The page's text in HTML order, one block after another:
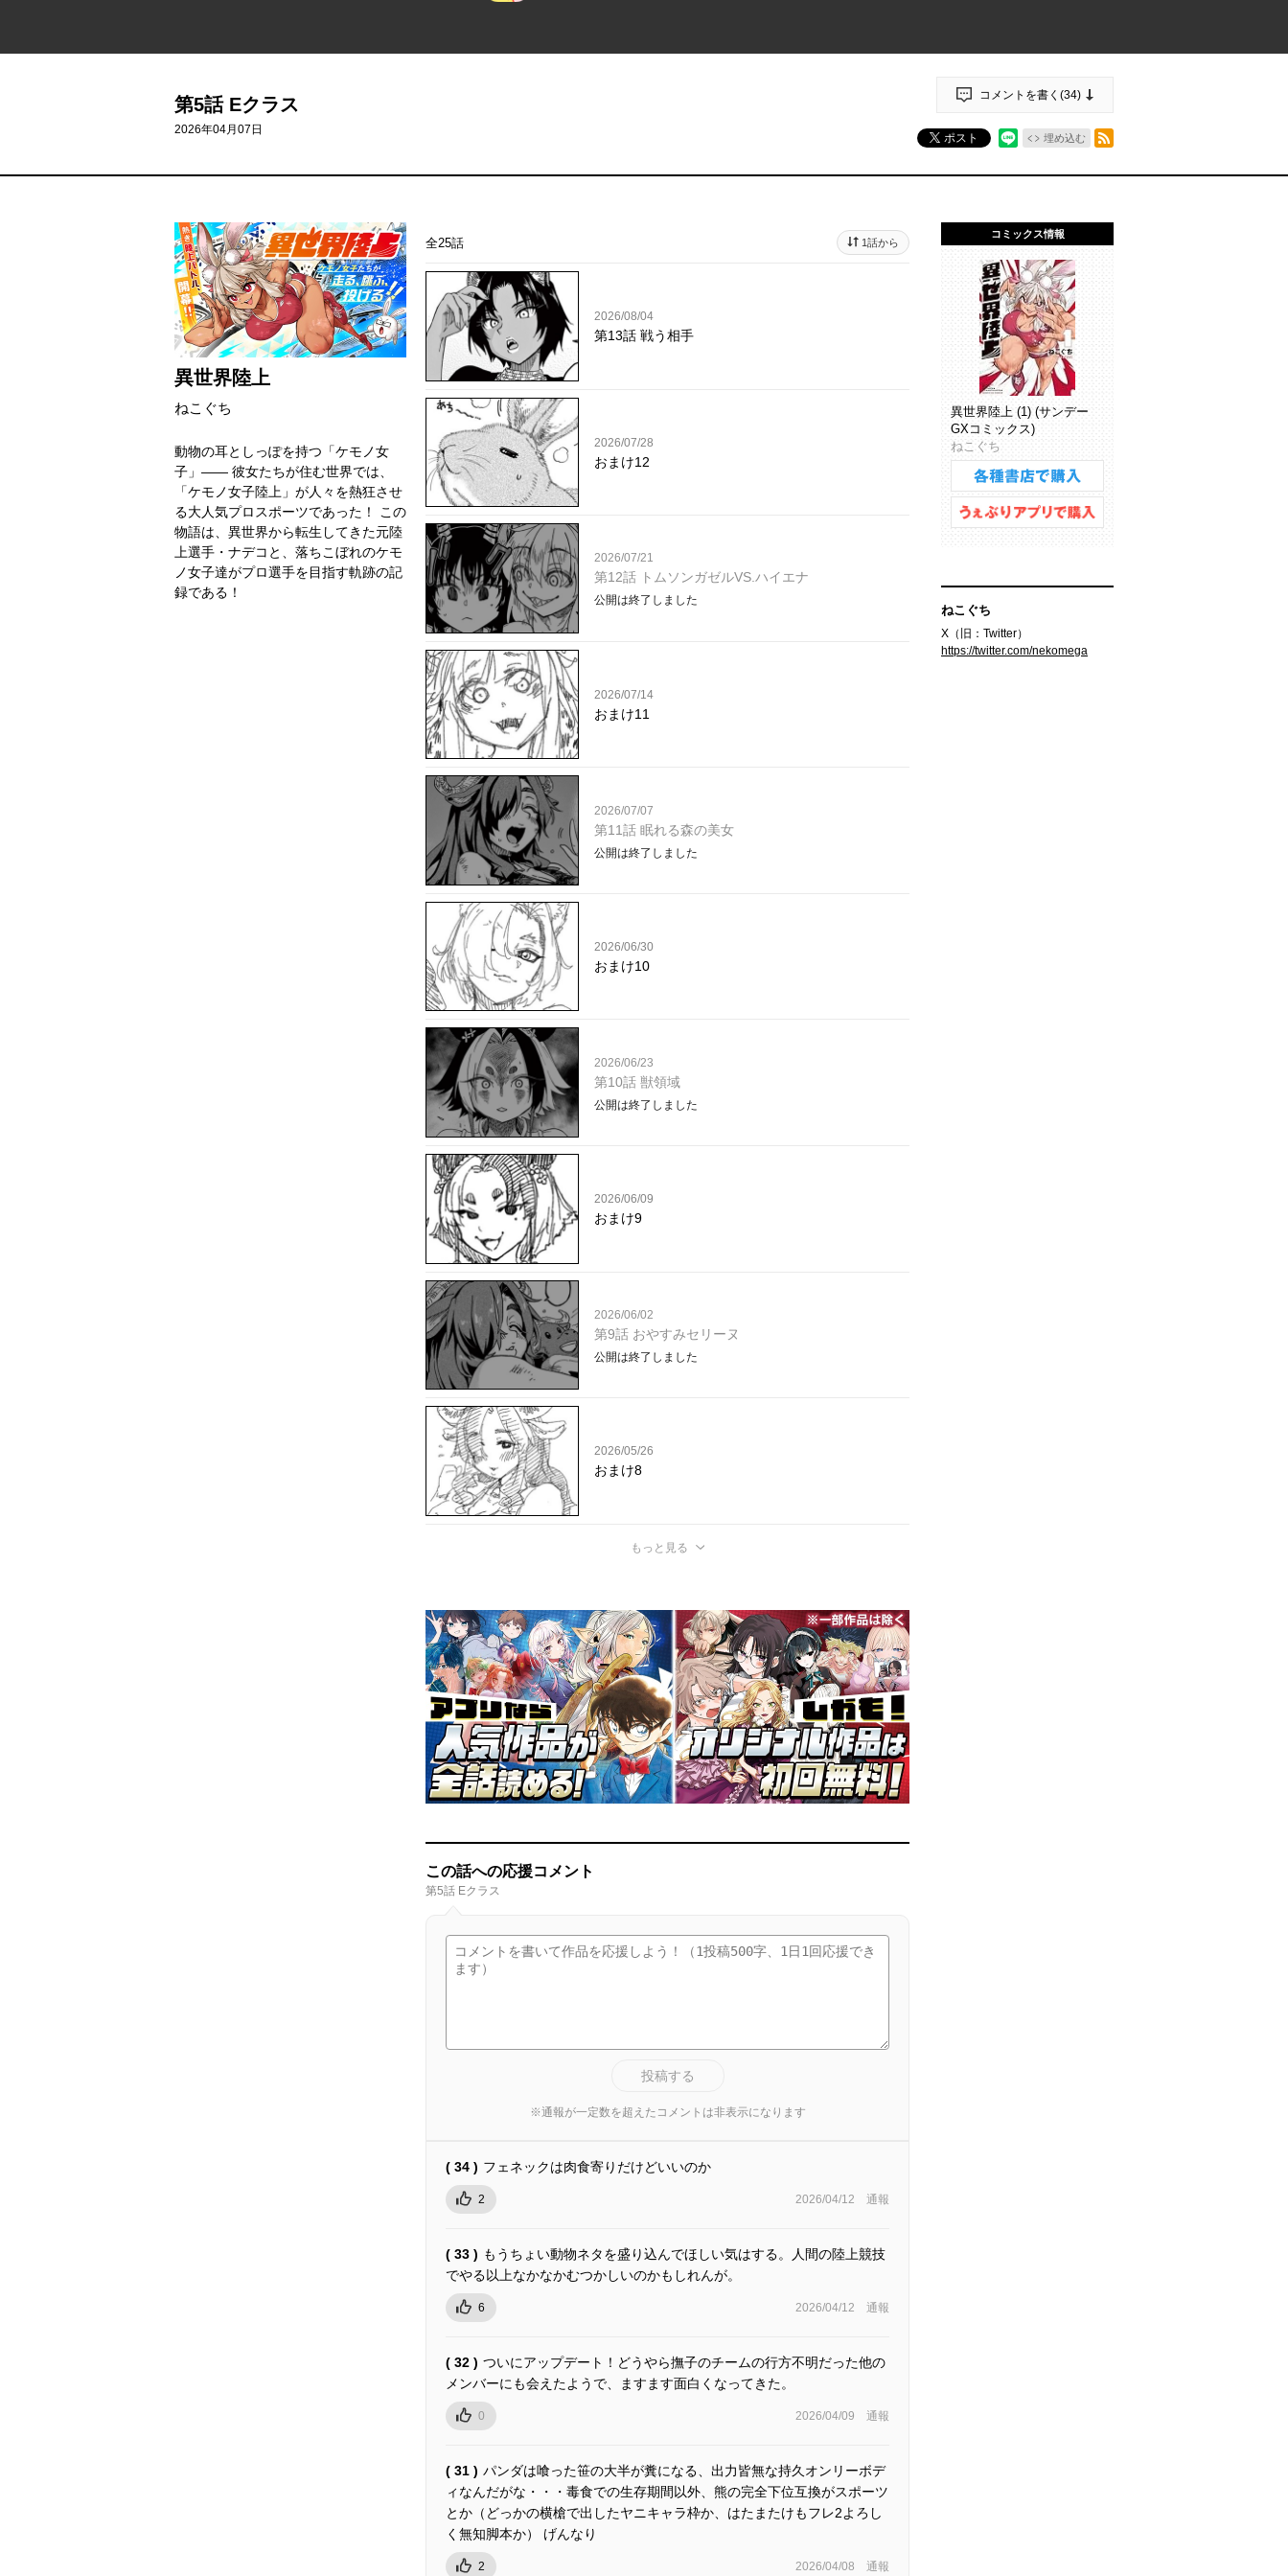
第5話 Eクラス
2026年04月07日
コメントを書く(34)
ポスト 埋め込む
異世界陸上
ねこぐち
動物の耳としっぽを持つ「ケモノ女
子」―― 彼女たちが住む世界では、
「ケモノ女子陸上」が人々を熱狂させ
る大人気プロスポーツであった！ この
物語は、異世界から転生してきた元陸
上選手・ナデコと、落ちこぼれのケモ
ノ女子達がプロ選手を目指す軌跡の記
録である！
全25話 1話から
2026/08/04
第13話 戦う相手
2026/07/28
おまけ12
2026/07/21
第12話 トムソンガゼルVS.ハイエナ
公開は終了しました
2026/07/14
おまけ11
2026/07/07
第11話 眠れる森の美女
公開は終了しました
2026/06/30
おまけ10
2026/06/23
第10話 獣領域
公開は終了しました
2026/06/09
おまけ9
2026/06/02
第9話 おやすみセリーヌ
公開は終了しました
2026/05/26
おまけ8
もっと見る
この話への応援コメント
第5話 Eクラス
投稿する
※通報が一定数を超えたコメントは非表示になります
( 34 ) フェネックは肉食寄りだけどいいのか
2 2026/04/12 通報
( 33 ) もうちょい動物ネタを盛り込んでほしい気はする。人間の陸上競技
でやる以上なかなかむつかしいのかもしれんが。
6 2026/04/12 通報
( 32 ) ついにアップデート！どうやら撫子のチームの行方不明だった他の
メンバーにも会えたようで、ますます面白くなってきた。
0 2026/04/09 通報
( 31 ) パンダは喰った笹の大半が糞になる、出力皆無な持久オンリーボデ
ィなんだがな・・・毒食での生存期間以外、熊の完全下位互換がスポーツ
とか（どっかの横槍で出したヤニキャラ枠か、はたまたけもフレ2よろし
く無知脚本か） げんなり
2 2026/04/08 通報
コミックス情報
異世界陸上 (1) (サンデー
GXコミックス)
ねこぐち
ねこぐち
X（旧：Twitter）
https://twitter.com/nekomega